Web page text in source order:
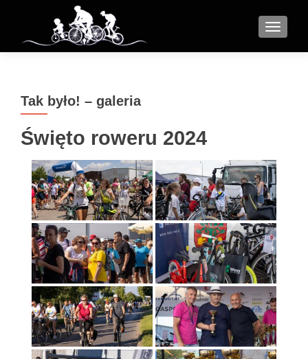
MENU
Tak było! – galeria
Święto roweru 2024